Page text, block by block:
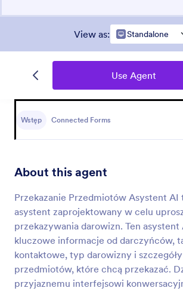
View as: Standalone
Use Agent
Wstęp Connected Forms
About this agent
Przekazanie Przedmiotów Asystent
asystent zaprojektowany w celu
przekazywania darowizn. Ten asystent
kluczowe informacje od darczyńców,
kontaktowe, typ darowizny i
przedmiotów, które chcą przekazać.
przyjaznemu interfejsowi